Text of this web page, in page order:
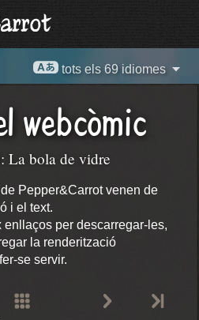
tots els 69 idiomes
webcòmic
La bola de vidre
Pepper&Carrot venen de
i el text.
per descarregar-les,
la renderització
se servir.